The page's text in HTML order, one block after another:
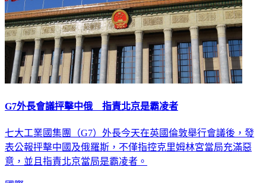
G7外長會議抨擊中俄 指責北京是霸凌者
七大工業國集團（G7）外長今天在英國倫敦舉行會議後，發
表公報抨擊中國及俄羅斯，不僅指控克里姆林宮當局充滿惡
意，並且指責北京當局是霸凌者。